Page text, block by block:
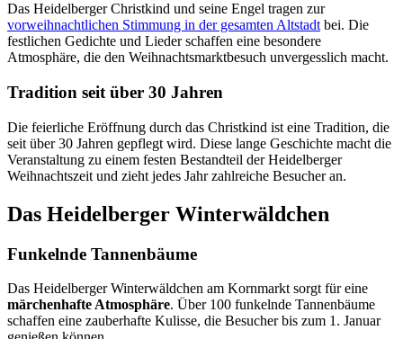
Das Heidelberger Christkind und seine Engel tragen zur
vorweihnachtlichen Stimmung in der gesamten Altstadt bei. Die
festlichen Gedichte und Lieder schaffen eine besondere
Atmosphäre, die den Weihnachtsmarktbesuch unvergesslich macht.
Tradition seit über 30 Jahren
Die feierliche Eröffnung durch das Christkind ist eine Tradition, die
seit über 30 Jahren gepflegt wird. Diese lange Geschichte macht die
Veranstaltung zu einem festen Bestandteil der Heidelberger
Weihnachtszeit und zieht jedes Jahr zahlreiche Besucher an.
Das Heidelberger Winterwäldchen
Funkelnde Tannenbäume
Das Heidelberger Winterwäldchen am Kornmarkt sorgt für eine
märchenhafte Atmosphäre. Über 100 funkelnde Tannenbäume
schaffen eine zauberhafte Kulisse, die Besucher bis zum 1. Januar